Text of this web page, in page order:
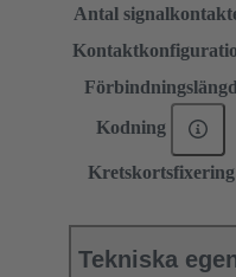
Antal
Förbindningslängd
Kodning
Kretskortsfixering
Tekniska